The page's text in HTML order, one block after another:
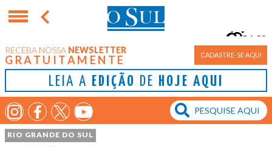
RECEBA NOSSA NEWSLETTER
GRATUITAMENTE CADASTRE-SE AQUI
LEIA A EDIÇÃO DE HOJE AQUI
Porto Alegre
16°
RIO GRANDE DO SUL